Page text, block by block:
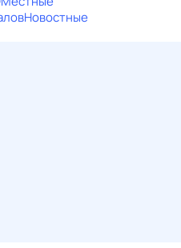
Новостные